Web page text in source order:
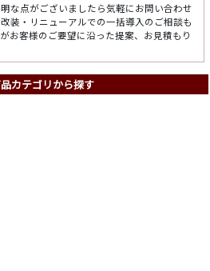
な点がございましたら気軽にお問い合わせ
装・リニューアルでの一括導入のご相談も
お客様のご要望に沿った提案、お見積もり
カテゴリから探す